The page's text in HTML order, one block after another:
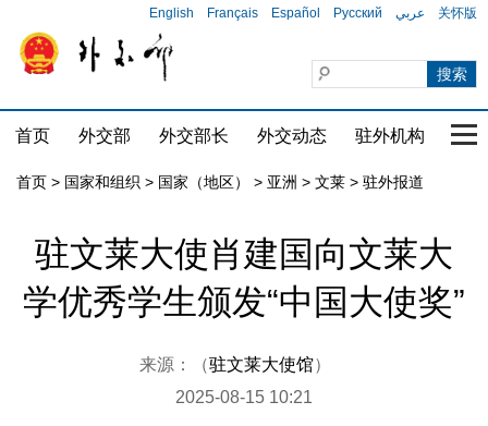
English Français Español Русский عربي 关怀版
首页 外交部 外交部长 外交动态 驻外机构 国
首页 > 国家和组织 > 国家（地区） > 亚洲 > 文莱 > 驻外报道
驻文莱大使肖建国向文莱大
学优秀学生颁发“中国大使奖”
来源：（驻文莱大使馆）
2025-08-15 10:21